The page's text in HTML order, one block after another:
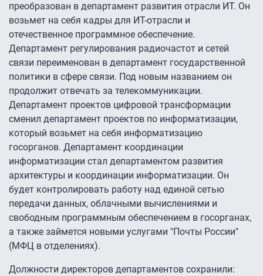
преобразован в департамент развития отрасли ИТ. Он
возьмет на себя кадры для ИТ-отрасли и
отечественное программное обеспечение.
Департамент регулирования радиочастот и сетей
связи переименован в департамент государственной
политики в сфере связи. Под новым названием он
продолжит отвечать за телекоммуникации.
Департамент проектов цифровой трансформации
сменил департамент проектов по информатизации,
который возьмет на себя информатизацию
госорганов. Департамент координации
информатизации стал департаментом развития
архитектуры и координации информатизации. Он
будет контролировать работу над единой сетью
передачи данных, облачными вычислениями и
свободным программным обеспечением в госорганах,
а также займется новыми услугами "Почты России"
(МФЦ в отделениях).
Должности директоров департаментов сохранили: